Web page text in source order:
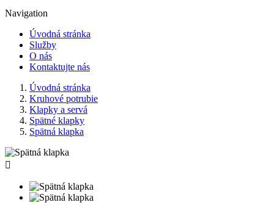
Navigation
Úvodná stránka
Služby
O nás
Kontaktujte nás
Úvodná stránka
Kruhové potrubie
Klapky a servá
Spätné klapky
Spätná klapka
